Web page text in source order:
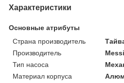
Характеристики
Основные атрибуты
Страна производитель
Производитель
Тип насоса
Материал корпуса